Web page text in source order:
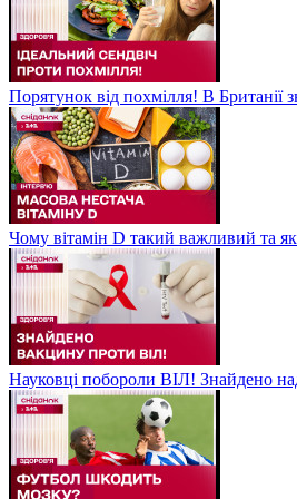
Порятунок від похмілля! В Британії
Чому вітамін D такий важливий та
Науковці побороли ВІЛ! Знайдено